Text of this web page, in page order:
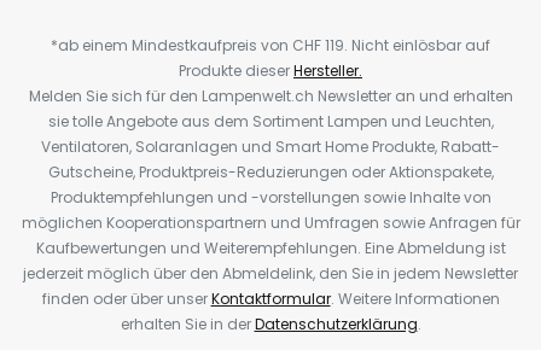
*ab einem Mindestkaufpreis von CHF 119. Nicht einlösbar auf
Produkte dieserHersteller.
Melden Sie sich für den Lampenwelt.ch Newsletter an und erhalten
sie tolle Angebote aus dem Sortiment Lampen und Leuchten,
Ventilatoren, Solaranlagen und Smart Home Produkte, Rabatt-
Gutscheine, Produktpreis-Reduzierungen oder Aktionspakete,
Produktempfehlungen und -vorstellungen sowie Inhalte von
möglichen Kooperationspartnern und Umfragen sowie Anfragen für
Kaufbewertungen und Weiterempfehlungen. Eine Abmeldung ist
jederzeit möglich über den Abmeldelink, den Sie in jedem Newsletter
finden oder über unserKontaktformular. Weitere Informationen
erhalten Sie in derDatenschutzerklärung.